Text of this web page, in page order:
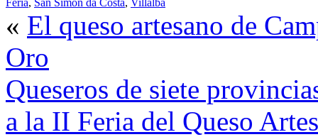
Feria, San Simón da Costa, Villalba
« El queso artesano de
Oro
Queseros de siete
a la II Feria del Queso